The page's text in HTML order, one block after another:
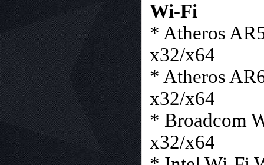
Wi-Fi
* Atheros
x32/x64
* Atheros
x32/x64
* Broadcom
x32/x64